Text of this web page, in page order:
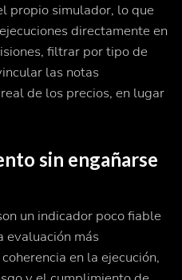
propio simulador, lo que
directamente en
filtrar por tipo de
las notas
de los precios, en lugar
sin engañarse
un indicador poco fiable
evaluación más
en la ejecución,